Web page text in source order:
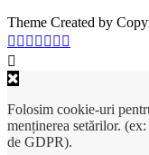
Theme Created by
Folosim cookie-uri
menținerea setărilor.
de GDPR).